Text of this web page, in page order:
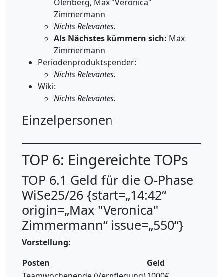
Olenberg, Max "Veronica"
Zimmermann
Nichts Relevantes.
Als Nächstes kümmern sich: Max
Zimmermann
Periodenproduktspender:
Nichts Relevantes.
Wiki:
Nichts Relevantes.
Einzelpersonen
TOP 6: Eingereichte TOPs
TOP 6.1 Geld für die O-Phase
WiSe25/26 {start=„14:42“
origin=„Max "Veronica"
Zimmermann“ issue=„550“}
Vorstellung:
Posten
Geld